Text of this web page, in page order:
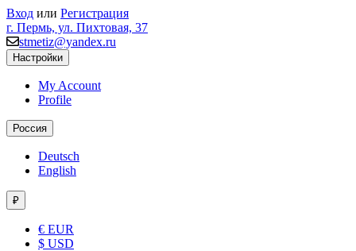
Вход или Регистрация
г. Пермь, ул. Пихтовая, 37
stmetiz@yandex.ru
Настройки
My Account
Profile
Россия
Deutsch
English
₽
€ EUR
$ USD